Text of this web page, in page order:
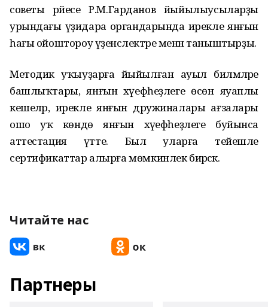
советы рәйесе Р.М.Гарданов йыйылыусыларҙы
урындағы үҙидара органдарында ирекле янғын
һағы ойоштороу үҙенсәлектәре менән таныштырҙы.
Методик уҡыуҙарға йыйылған ауыл биләмәләре
башлыҡтары, янғын хәүефһеҙлеге өсөн яуаплы
кешеләр, ирекле янғын дружиналары ағзалары
ошо уҡ көндө янғын хәүефһеҙлеге буйынса
аттестация үтте. Был уларға тейешле
сертификаттар алырға мөмкинлек бирәсәк.
Читайте нас
Партнеры